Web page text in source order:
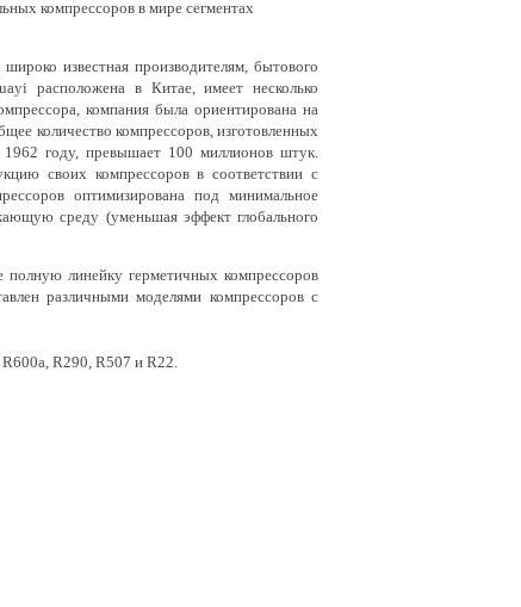
компрессоров в мире сегментах
широко известная производителям, бытового
расположена в Китае, имеет несколько
компания была ориентирована на
количество компрессоров, изготовленных
году, превышает 100 миллионов штук.
своих компрессоров в соответствии с
оптимизирована под минимальное
среду (уменьшая эффект глобального
линейку герметичных компрессоров
различными моделями компрессоров с
R290, R507 и R22.